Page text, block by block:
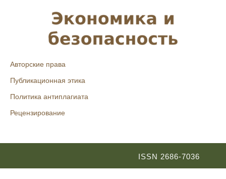
Авторские права
Публикационная этика
Политика антиплагиата
Рецензирование
ISSN 2686-7036